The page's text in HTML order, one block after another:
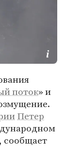
поток» и
Петер